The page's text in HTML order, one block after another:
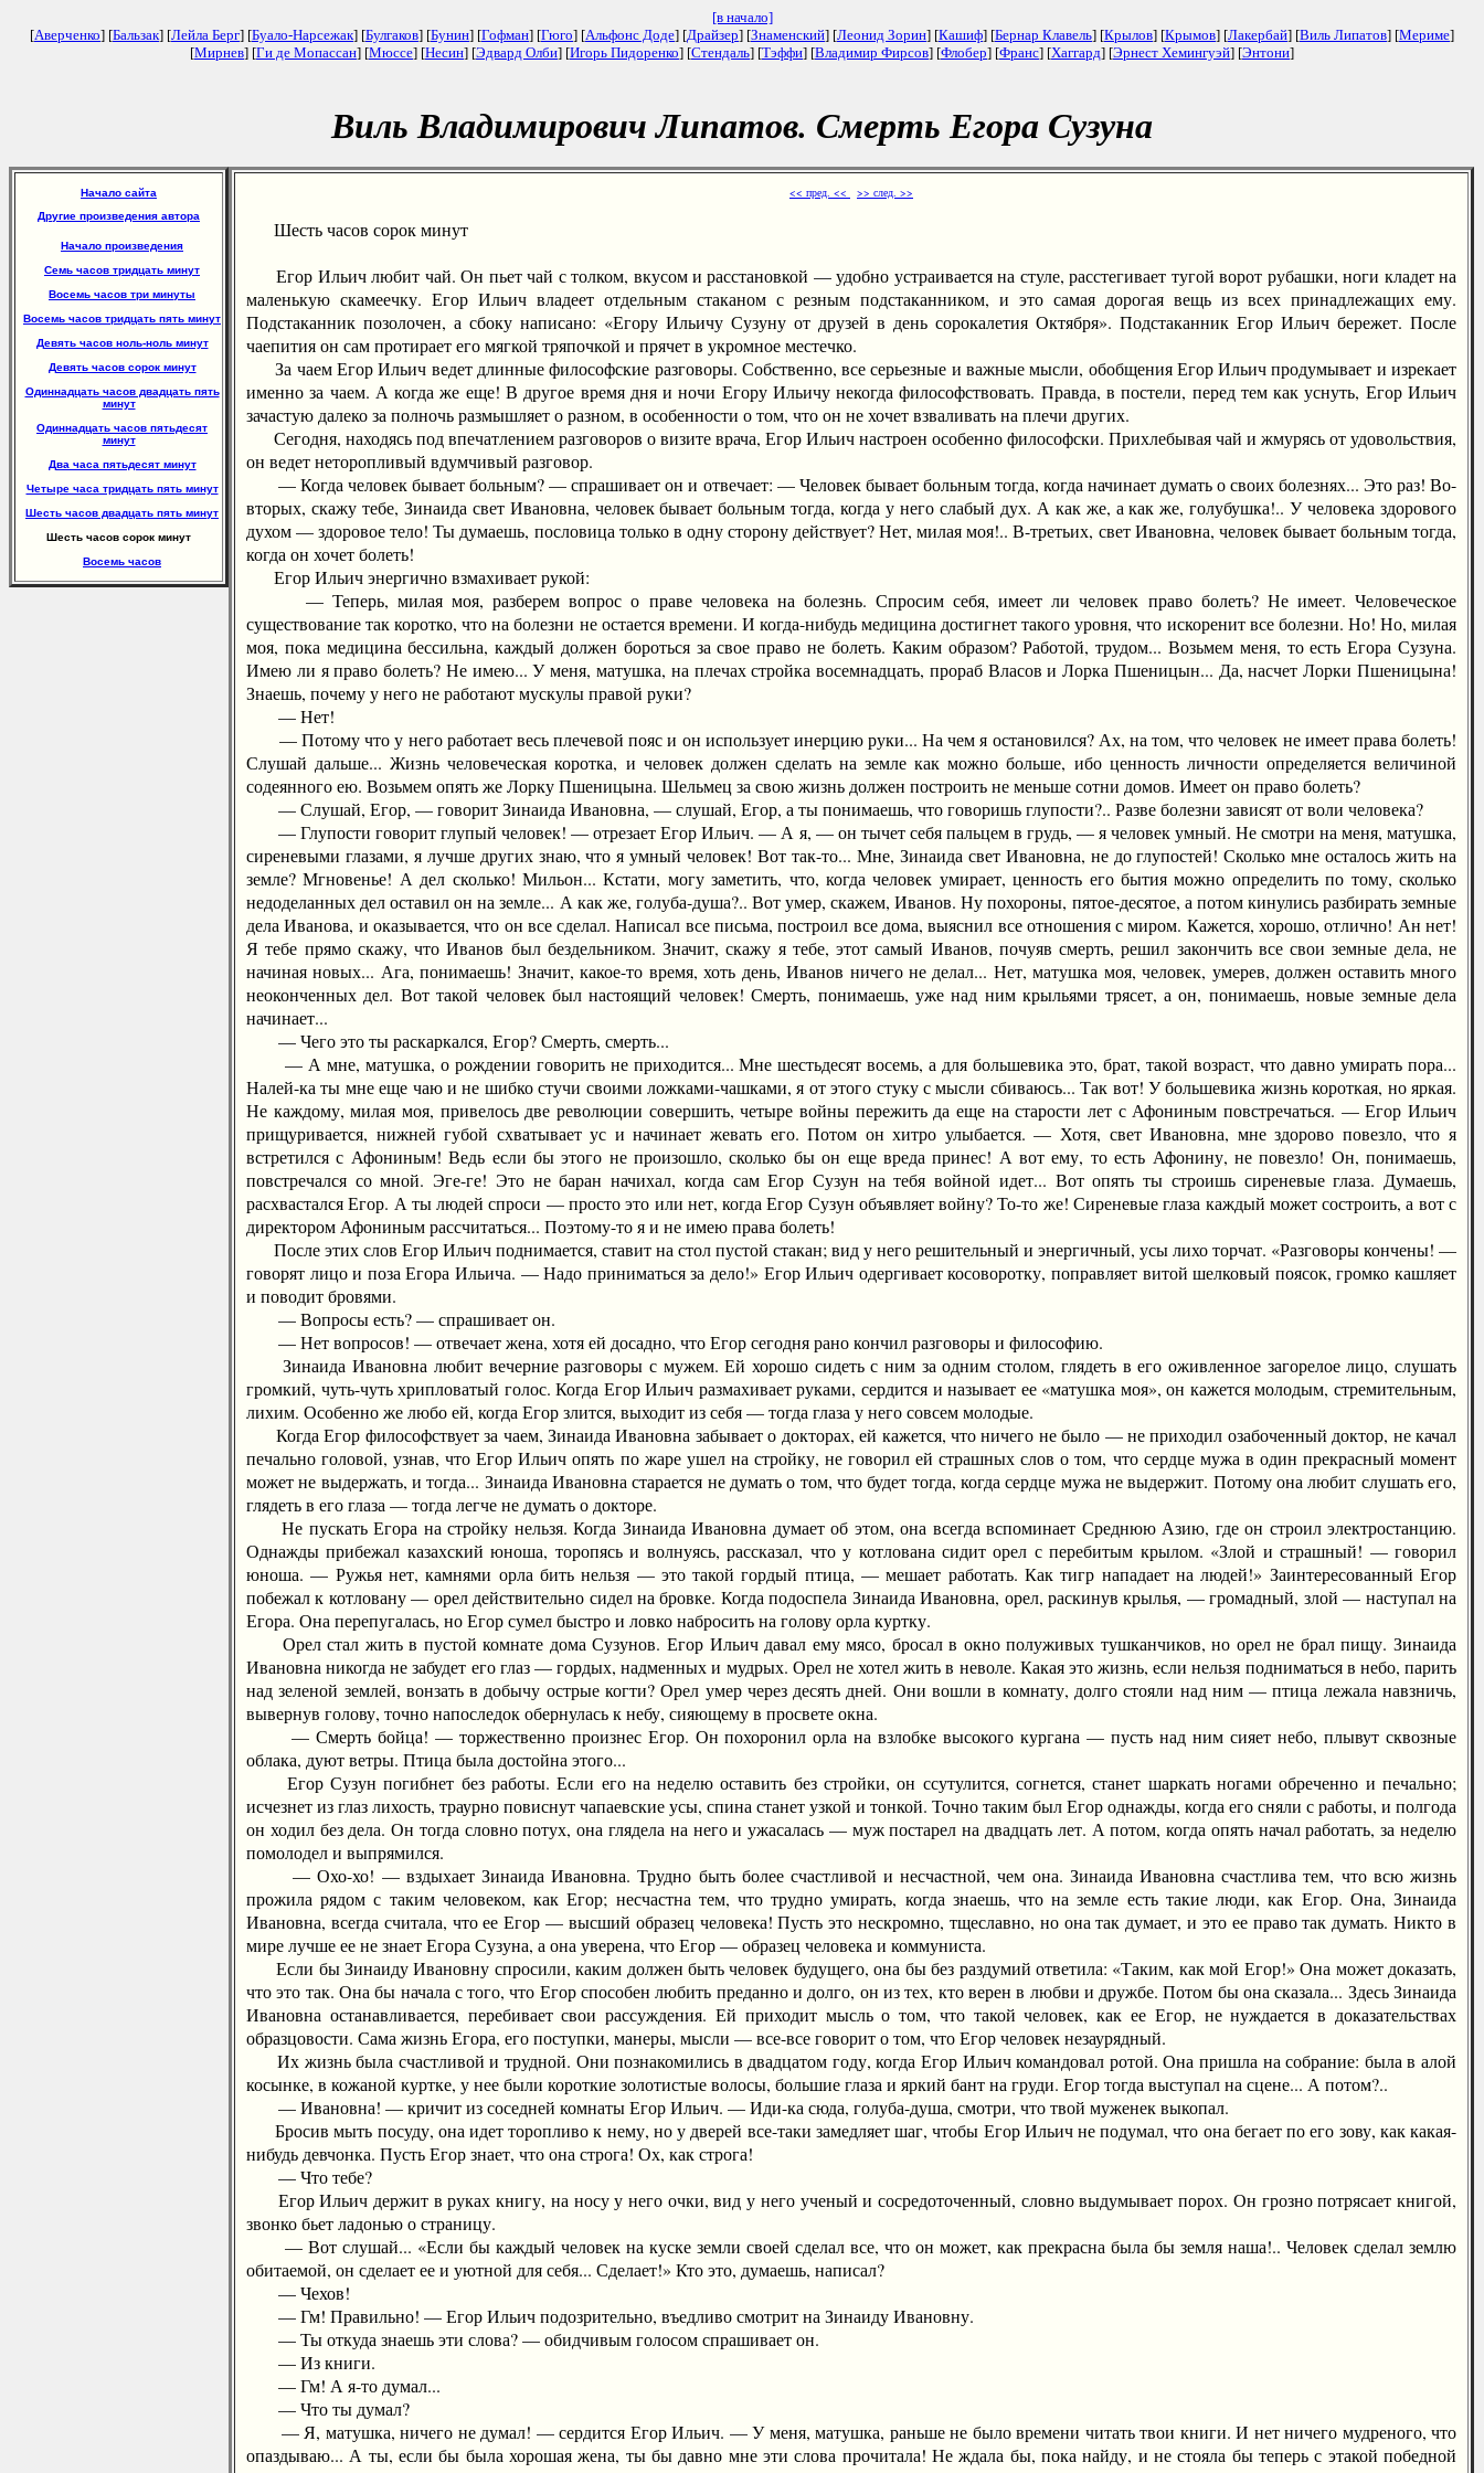
[в начало]
[Аверченко] [Бальзак] [Лейла Берг] [Буало-Нарсежак] [Булгаков] [Бунин] [Гофман] [Гюго] [Альфонс Доде] [Драйзер] [Знаменский] [Леонид Зорин] [Кашиф] [Бернар Клавель] [Крылов] [Крымов] [Лакербай] [Виль Липатов] [Мериме]
[Мирнев] [Ги де Мопассан] [Мюссе] [Несин] [Эдвард Олби] [Игорь Пидоренко] [Стендаль] [Тэффи] [Владимир Фирсов] [Флобер] [Франс] [Хаггард] [Эрнест Хемингуэй] [Энтони]
Виль Владимирович Липатов. Смерть Егора Сузуна
Начало сайта
Другие произведения автора
Начало произведения
Семь часов тридцать минут
Восемь часов три минуты
Восемь часов тридцать пять минут
Девять часов ноль-ноль минут
Девять часов сорок минут
Одиннадцать часов двадцать пять
минут
Одиннадцать часов пятьдесят
минут
Два часа пятьдесят минут
Четыре часа тридцать пять минут
Шесть часов двадцать пять минут
Шесть часов сорок минут
Восемь часов
<< пред. << >> след. >>
Шесть часов сорок минут
Егор Ильич любит чай. Он пьет чай с толком, вкусом и расстановкой — удобно устраивается на стуле, расстегивает тугой ворот рубашки, ноги кладет на
маленькую скамеечку. Егор Ильич владеет отдельным стаканом с резным подстаканником, и это самая дорогая вещь из всех принадлежащих ему.
Подстаканник позолочен, а сбоку написано: «Егору Ильичу Сузуну от друзей в день сорокалетия Октября». Подстаканник Егор Ильич бережет. После
чаепития он сам протирает его мягкой тряпочкой и прячет в укромное местечко.
За чаем Егор Ильич ведет длинные философские разговоры. Собственно, все серьезные и важные мысли, обобщения Егор Ильич продумывает и изрекает
именно за чаем. А когда же еще! В другое время дня и ночи Егору Ильичу некогда философствовать. Правда, в постели, перед тем как уснуть, Егор Ильич
зачастую далеко за полночь размышляет о разном, в особенности о том, что он не хочет взваливать на плечи других.
Сегодня, находясь под впечатлением разговоров о визите врача, Егор Ильич настроен особенно философски. Прихлебывая чай и жмурясь от удовольствия,
он ведет неторопливый вдумчивый разговор.
— Когда человек бывает больным? — спрашивает он и отвечает: — Человек бывает больным тогда, когда начинает думать о своих болезнях... Это раз! Во-
вторых, скажу тебе, Зинаида свет Ивановна, человек бывает больным тогда, когда у него слабый дух. А как же, а как же, голубушка!.. У человека здорового
духом — здоровое тело! Ты думаешь, пословица только в одну сторону действует? Нет, милая моя!.. В-третьих, свет Ивановна, человек бывает больным тогда,
когда он хочет болеть!
Егор Ильич энергично взмахивает рукой:
— Теперь, милая моя, разберем вопрос о праве человека на болезнь. Спросим себя, имеет ли человек право болеть? Не имеет. Человеческое
существование так коротко, что на болезни не остается времени. И когда-нибудь медицина достигнет такого уровня, что искоренит все болезни. Но! Но, милая
моя, пока медицина бессильна, каждый должен бороться за свое право не болеть. Каким образом? Работой, трудом... Возьмем меня, то есть Егора Сузуна.
Имею ли я право болеть? Не имею... У меня, матушка, на плечах стройка восемнадцать, прораб Власов и Лорка Пшеницын... Да, насчет Лорки Пшеницына!
Знаешь, почему у него не работают мускулы правой руки?
— Нет!
— Потому что у него работает весь плечевой пояс и он использует инерцию руки... На чем я остановился? Ах, на том, что человек не имеет права болеть!
Слушай дальше... Жизнь человеческая коротка, и человек должен сделать на земле как можно больше, ибо ценность личности определяется величиной
содеянного ею. Возьмем опять же Лорку Пшеницына. Шельмец за свою жизнь должен построить не меньше сотни домов. Имеет он право болеть?
— Слушай, Егор, — говорит Зинаида Ивановна, — слушай, Егор, а ты понимаешь, что говоришь глупости?.. Разве болезни зависят от воли человека?
— Глупости говорит глупый человек! — отрезает Егор Ильич. — А я, — он тычет себя пальцем в грудь, — я человек умный. Не смотри на меня, матушка,
сиреневыми глазами, я лучше других знаю, что я умный человек! Вот так-то... Мне, Зинаида свет Ивановна, не до глупостей! Сколько мне осталось жить на
земле? Мгновенье! А дел сколько! Мильон... Кстати, могу заметить, что, когда человек умирает, ценность его бытия можно определить по тому, сколько
недоделанных дел оставил он на земле... А как же, голуба-душа?.. Вот умер, скажем, Иванов. Ну похороны, пятое-десятое, а потом кинулись разбирать земные
дела Иванова, и оказывается, что он все сделал. Написал все письма, построил все дома, выяснил все отношения с миром. Кажется, хорошо, отлично! Ан нет!
Я тебе прямо скажу, что Иванов был бездельником. Значит, скажу я тебе, этот самый Иванов, почуяв смерть, решил закончить все свои земные дела, не
начиная новых... Ага, понимаешь! Значит, какое-то время, хоть день, Иванов ничего не делал... Нет, матушка моя, человек, умерев, должен оставить много
неоконченных дел. Вот такой человек был настоящий человек! Смерть, понимаешь, уже над ним крыльями трясет, а он, понимаешь, новые земные дела
начинает...
— Чего это ты раскаркался, Егор? Смерть, смерть...
— А мне, матушка, о рождении говорить не приходится... Мне шестьдесят восемь, а для большевика это, брат, такой возраст, что давно умирать пора...
Налей-ка ты мне еще чаю и не шибко стучи своими ложками-чашками, я от этого стуку с мысли сбиваюсь... Так вот! У большевика жизнь короткая, но яркая.
Не каждому, милая моя, привелось две революции совершить, четыре войны пережить да еще на старости лет с Афониным повстречаться. — Егор Ильич
прищуривается, нижней губой схватывает ус и начинает жевать его. Потом он хитро улыбается. — Хотя, свет Ивановна, мне здорово повезло, что я
встретился с Афониным! Ведь если бы этого не произошло, сколько бы он еще вреда принес! А вот ему, то есть Афонину, не повезло! Он, понимаешь,
повстречался со мной. Эге-ге! Это не баран начихал, когда сам Егор Сузун на тебя войной идет... Вот опять ты строишь сиреневые глаза. Думаешь,
расхвастался Егор. А ты людей спроси — просто это или нет, когда Егор Сузун объявляет войну? То-то же! Сиреневые глаза каждый может состроить, а вот с
директором Афониным рассчитаться... Поэтому-то я и не имею права болеть!
После этих слов Егор Ильич поднимается, ставит на стол пустой стакан; вид у него решительный и энергичный, усы лихо торчат. «Разговоры кончены! —
говорят лицо и поза Егора Ильича. — Надо приниматься за дело!» Егор Ильич одергивает косоворотку, поправляет витой шелковый поясок, громко кашляет
и поводит бровями.
— Вопросы есть? — спрашивает он.
— Нет вопросов! — отвечает жена, хотя ей досадно, что Егор сегодня рано кончил разговоры и философию.
Зинаида Ивановна любит вечерние разговоры с мужем. Ей хорошо сидеть с ним за одним столом, глядеть в его оживленное загорелое лицо, слушать
громкий, чуть-чуть хрипловатый голос. Когда Егор Ильич размахивает руками, сердится и называет ее «матушка моя», он кажется молодым, стремительным,
лихим. Особенно же любо ей, когда Егор злится, выходит из себя — тогда глаза у него совсем молодые.
Когда Егор философствует за чаем, Зинаида Ивановна забывает о докторах, ей кажется, что ничего не было — не приходил озабоченный доктор, не качал
печально головой, узнав, что Егор Ильич опять по жаре ушел на стройку, не говорил ей страшных слов о том, что сердце мужа в один прекрасный момент
может не выдержать, и тогда... Зинаида Ивановна старается не думать о том, что будет тогда, когда сердце мужа не выдержит. Потому она любит слушать его,
глядеть в его глаза — тогда легче не думать о докторе.
Не пускать Егора на стройку нельзя. Когда Зинаида Ивановна думает об этом, она всегда вспоминает Среднюю Азию, где он строил электростанцию.
Однажды прибежал казахский юноша, торопясь и волнуясь, рассказал, что у котлована сидит орел с перебитым крылом. «Злой и страшный! — говорил
юноша. — Ружья нет, камнями орла бить нельзя — это такой гордый птица, — мешает работать. Как тигр нападает на людей!» Заинтересованный Егор
побежал к котловану — орел действительно сидел на бровке. Когда подоспела Зинаида Ивановна, орел, раскинув крылья, — громадный, злой — наступал на
Егора. Она перепугалась, но Егор сумел быстро и ловко набросить на голову орла куртку.
Орел стал жить в пустой комнате дома Сузунов. Егор Ильич давал ему мясо, бросал в окно полуживых тушканчиков, но орел не брал пищу. Зинаида
Ивановна никогда не забудет его глаз — гордых, надменных и мудрых. Орел не хотел жить в неволе. Какая это жизнь, если нельзя подниматься в небо, парить
над зеленой землей, вонзать в добычу острые когти? Орел умер через десять дней. Они вошли в комнату, долго стояли над ним — птица лежала навзничь,
вывернув голову, точно напоследок обернулась к небу, сияющему в просвете окна.
— Смерть бойца! — торжественно произнес Егор. Он похоронил орла на взлобке высокого кургана — пусть над ним сияет небо, плывут сквозные
облака, дуют ветры. Птица была достойна этого...
Егор Сузун погибнет без работы. Если его на неделю оставить без стройки, он ссутулится, согнется, станет шаркать ногами обреченно и печально;
исчезнет из глаз лихость, траурно повиснут чапаевские усы, спина станет узкой и тонкой. Точно таким был Егор однажды, когда его сняли с работы, и полгода
он ходил без дела. Он тогда словно потух, она глядела на него и ужасалась — муж постарел на двадцать лет. А потом, когда опять начал работать, за неделю
помолодел и выпрямился.
— Охо-хо! — вздыхает Зинаида Ивановна. Трудно быть более счастливой и несчастной, чем она. Зинаида Ивановна счастлива тем, что всю жизнь
прожила рядом с таким человеком, как Егор; несчастна тем, что трудно умирать, когда знаешь, что на земле есть такие люди, как Егор. Она, Зинаида
Ивановна, всегда считала, что ее Егор — высший образец человека! Пусть это нескромно, тщеславно, но она так думает, и это ее право так думать. Никто в
мире лучше ее не знает Егора Сузуна, а она уверена, что Егор — образец человека и коммуниста.
Если бы Зинаиду Ивановну спросили, каким должен быть человек будущего, она бы без раздумий ответила: «Таким, как мой Егор!» Она может доказать,
что это так. Она бы начала с того, что Егор способен любить преданно и долго, он из тех, кто верен в любви и дружбе. Потом бы она сказала... Здесь Зинаида
Ивановна останавливается, перебивает свои рассуждения. Ей приходит мысль о том, что такой человек, как ее Егор, не нуждается в доказательствах
образцовости. Сама жизнь Егора, его поступки, манеры, мысли — все-все говорит о том, что Егор человек незаурядный.
Их жизнь была счастливой и трудной. Они познакомились в двадцатом году, когда Егор Ильич командовал ротой. Она пришла на собрание: была в алой
косынке, в кожаной куртке, у нее были короткие золотистые волосы, большие глаза и яркий бант на груди. Егор тогда выступал на сцене... А потом?..
— Ивановна! — кричит из соседней комнаты Егор Ильич. — Иди-ка сюда, голуба-душа, смотри, что твой муженек выкопал.
Бросив мыть посуду, она идет торопливо к нему, но у дверей все-таки замедляет шаг, чтобы Егор Ильич не подумал, что она бегает по его зову, как какая-
нибудь девчонка. Пусть Егор знает, что она строга! Ох, как строга!
— Что тебе?
Егор Ильич держит в руках книгу, на носу у него очки, вид у него ученый и сосредоточенный, словно выдумывает порох. Он грозно потрясает книгой,
звонко бьет ладонью о страницу.
— Вот слушай... «Если бы каждый человек на куске земли своей сделал все, что он может, как прекрасна была бы земля наша!.. Человек сделал землю
обитаемой, он сделает ее и уютной для себя... Сделает!» Кто это, думаешь, написал?
— Чехов!
— Гм! Правильно! — Егор Ильич подозрительно, въедливо смотрит на Зинаиду Ивановну.
— Ты откуда знаешь эти слова? — обидчивым голосом спрашивает он.
— Из книги.
— Гм! А я-то думал...
— Что ты думал?
— Я, матушка, ничего не думал! — сердится Егор Ильич. — У меня, матушка, раньше не было времени читать твои книги. И нет ничего мудреного, что
опаздываю... А ты, если бы была хорошая жена, ты бы давно мне эти слова прочитала! Не ждала бы, пока найду, и не стояла бы теперь с этакой победной